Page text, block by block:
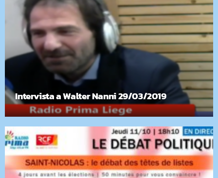
Intervista a Walter Nanni 29/03/2019